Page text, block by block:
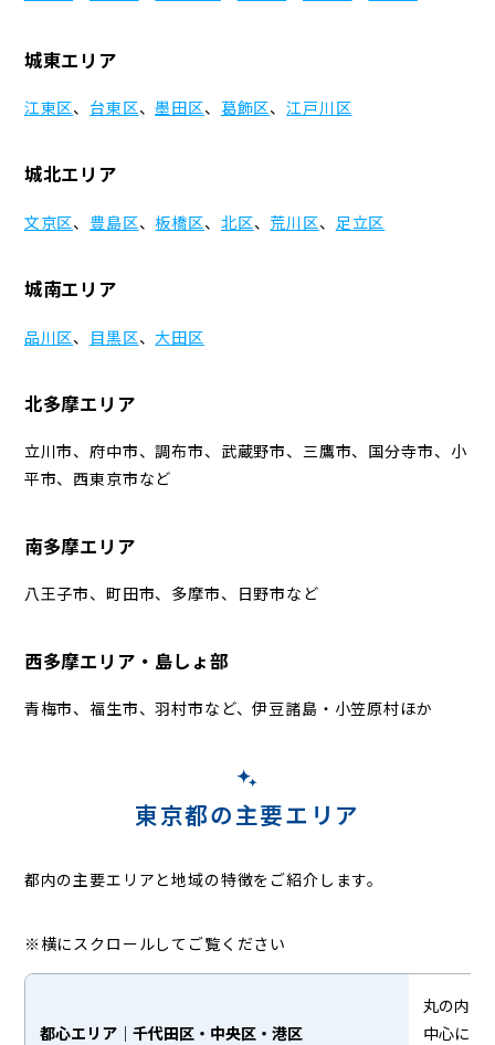
城東エリア
江東区、台東区、墨田区、 葛飾区、江戸川区
城北エリア
文京区、 豊島区、板橋区、 北区、 荒川区、 足立区
城南エリア
品川区、 目黒区、大田区
北多摩エリア
立川市、府中市、調布市、武蔵野市、三鷹市、国分寺市、小
平市、西東京市など
南多摩エリア
八王子市、町田市、多摩市、日野市など
西多摩エリア・島しょ部
青梅市、福生市、羽村市など、伊豆諸島・小笠原村ほか
東京都の主要エリア
都内の主要エリアと地域の特徴をご紹介します。
※横にスクロールしてご覧ください
都心エリア｜千代田区・中央区・港区
丸の内・
中心に、